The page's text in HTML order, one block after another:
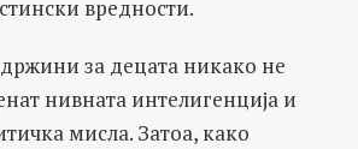
вредности.
за децата никако не
нивната интелигенција и
мисла. Затоа, како